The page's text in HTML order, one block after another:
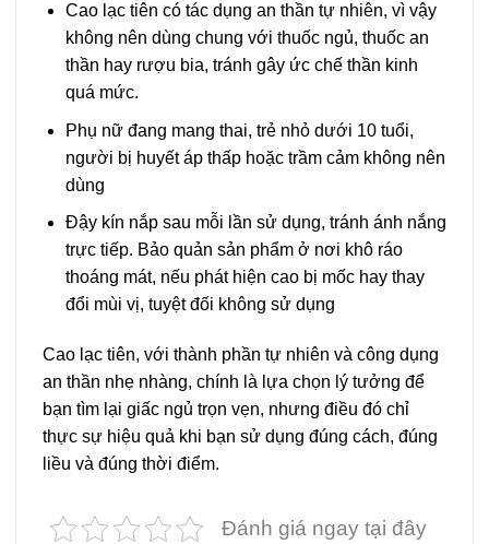
Cao lạc tiên có tác dụng an thần tự nhiên, vì vậy
không nên dùng chung với thuốc ngủ, thuốc an
thần hay rượu bia, tránh gây ức chế thần kinh
quá mức.
Phụ nữ đang mang thai, trẻ nhỏ dưới 10 tuổi,
người bị huyết áp thấp hoặc trầm cảm không nên
dùng
Đậy kín nắp sau mỗi lần sử dụng, tránh ánh nắng
trực tiếp. Bảo quản sản phẩm ở nơi khô ráo
thoáng mát, nếu phát hiện cao bị mốc hay thay
đổi mùi vị, tuyệt đối không sử dụng
Cao lạc tiên, với thành phần tự nhiên và công dụng
an thần nhẹ nhàng, chính là lựa chọn lý tưởng để
bạn tìm lại giấc ngủ trọn vẹn, nhưng điều đó chỉ
thực sự hiệu quả khi bạn sử dụng đúng cách, đúng
liều và đúng thời điểm.
Đánh giá ngay tại đây